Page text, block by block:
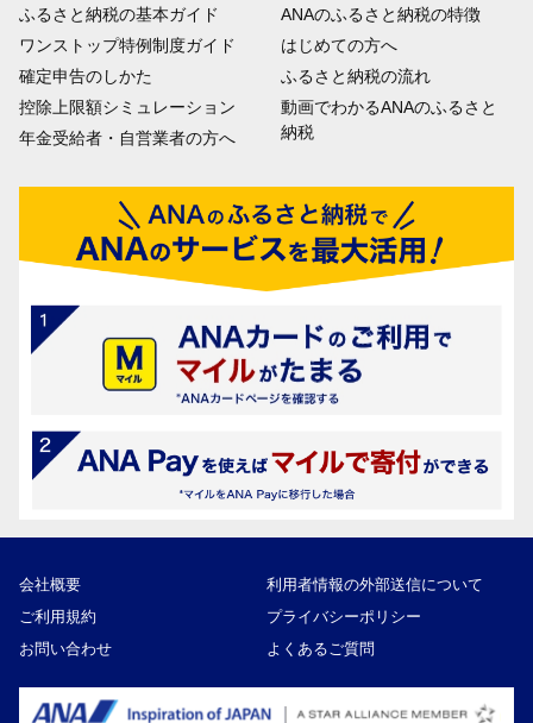
ふるさと納税の基本ガイド
ワンストップ特例制度ガイド
確定申告のしかた
控除上限額シミュレーション
年金受給者・自営業者の方へ
ANAのふるさと納税の特徴
はじめての方へ
ふるさと納税の流れ
動画でわかるANAのふるさと
納税
会社概要
利用者情報の外部送信について
ご利用規約
プライバシーポリシー
お問い合わせ
よくあるご質問